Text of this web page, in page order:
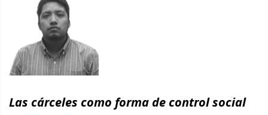
Las cárceles como forma de control social